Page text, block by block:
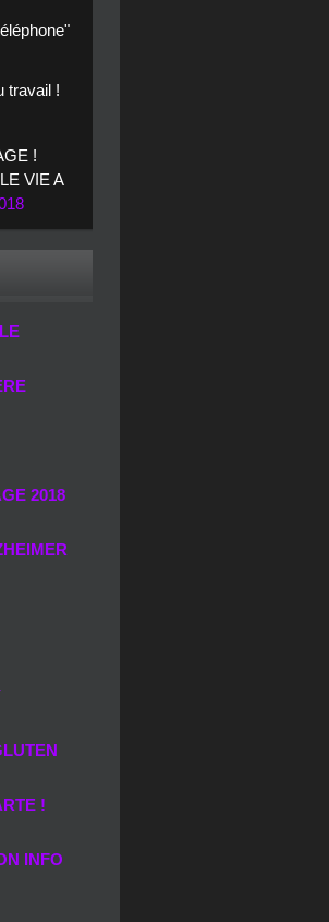
travail !
!
VIE A
2018
!
INFO